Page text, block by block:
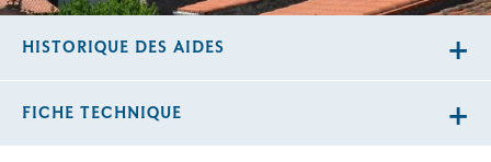
HISTORIQUE DES AIDES
FICHE TECHNIQUE